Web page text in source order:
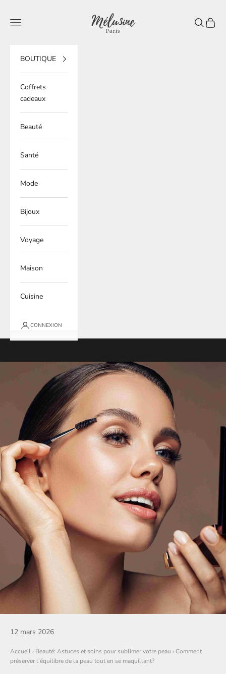
Mélusine Paris
Ouvrir la navigation
Ouvrir la
Voir
BOUTIQUE
Coffrets
cadeaux
Beauté
Santé
Mode
Bijoux
Voyage
Maison
Cuisine
CONNEXION
12 mars 2026
Accueil› Beauté: Astuces et soins pour sublimer votre peau ›Comment
préserver l’équilibre de la peau tout en se maquillant?